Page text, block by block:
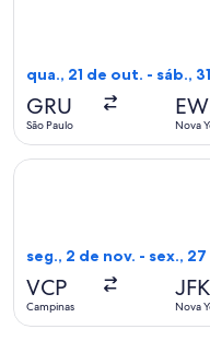
qua., 21 de out. - sáb.,
GRU
São Paulo Nova
seg., 2 de nov. - sex.,
VCP
Campinas
JFK
Nova
Selecionar o voo da